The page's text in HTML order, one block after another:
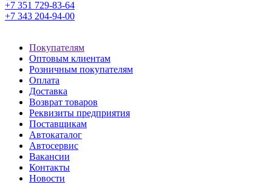
+7 351 729-83-64
+7 343 204-94-00
Покупателям
Оптовым клиентам
Розничным покупателям
Оплата
Доставка
Возврат товаров
Реквизиты предприятия
Поставщикам
Автокаталог
Автосервис
Вакансии
Контакты
Новости